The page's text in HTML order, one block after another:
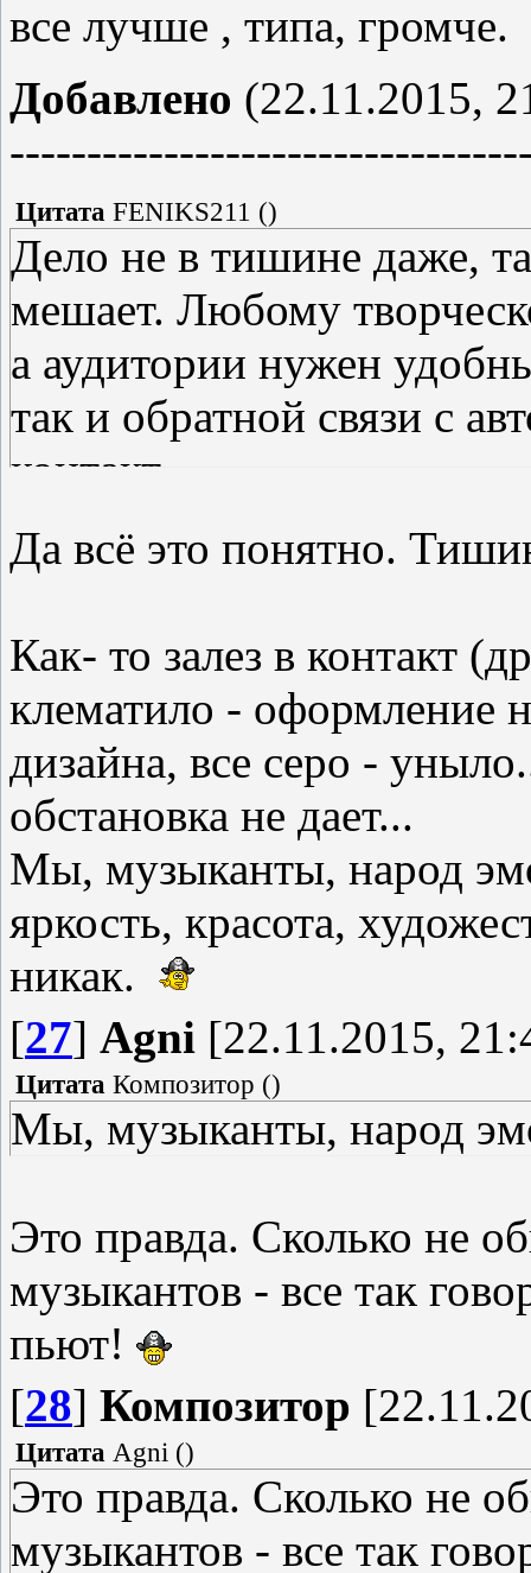
все лучше , типа, громче.
Добавлено (22.11.2015,
Цитата FENIKS211 ()
Дело не в тишине даже,
мешает. Любому
а аудитории нужен
так и обратной связи с
контакт.
Да всё это понятно.
Как- то залез в контакт
клематило - оформление
дизайна, все серо -
обстановка не дает...
Мы, музыканты, народ
яркость, красота,
никак.
[27] Agni [22.11.2015,
Цитата Композитор ()
Мы, музыканты, народ
Это правда. Сколько не
музыкантов - все так
пьют!
[28] Композитор
Цитата Agni ()
Это правда. Сколько не
музыкантов - все так